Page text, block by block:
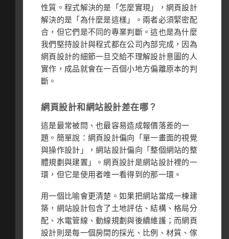
性質。程式解決的是「怎麼實現」，網頁設計
解決的是「為什麼是這樣」。兩者必須緊密配
合，但它們是不同的專業判斷。這也是為什麼
我們堅持設計與程式都在公司內部完成，因為
網頁設計的細節一旦交給不理解設計意圖的人
實作，成品就會在一百個小地方偏離原本的判
斷。
網頁設計和網站設計差在哪？
這是最常被問、也最容易造成報價落差的一
題。簡單說：網頁設計偏向「單一畫面的視覺
與操作設計」，網站設計偏向「整個網站的整
體規劃與建置」。網頁設計是網站設計裡的一
環，但它是使用者唯一看得到的那一環。
用一個比喻會更清楚。如果把網站當成一棟建
築，網站設計包含了土地評估、結構、格局分
配、水電管線、動線規劃與後續維護；而網頁
設計則是每一個房間的採光、比例、材質、傢